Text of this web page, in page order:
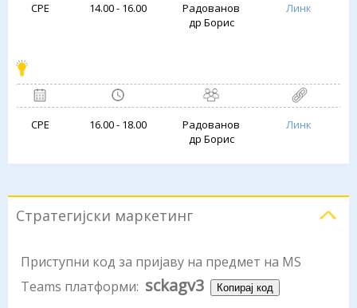
СРЕ 14.00 - 16.00
Радованов
др Борис
Линк
СРЕ 16.00 - 18.00
Радованов
др Борис
Линк
Стратегијски маркетинг
Приступни код за пријаву на предмет на MS
Teams платформи: sckagv3 Копирај код